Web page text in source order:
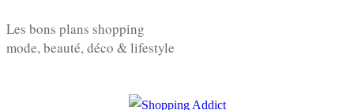
au
Les bons plans shopping
mode, beauté, déco & lifestyle